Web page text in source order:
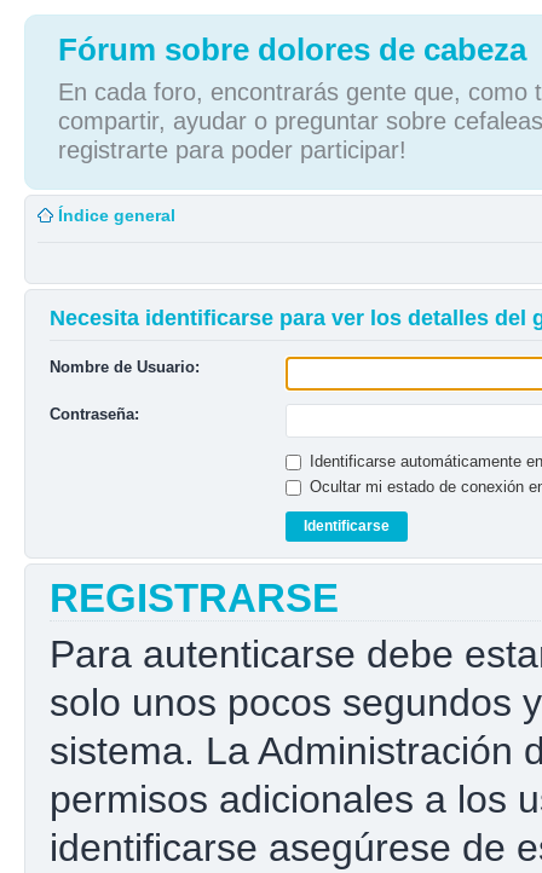
Fórum sobre dolores de cabeza
En cada foro, encontrarás gente que, como
compartir, ayudar o preguntar sobre
registrarte para poder participar!
Índice general
Necesita identificarse para ver los detalles del
Nombre de Usuario:
Contraseña:
Identificarse automáticamente
Ocultar mi estado de conexión
REGISTRARSE
Para autenticarse debe
solo unos pocos segundos
sistema. La Administración
permisos adicionales a los
identificarse asegúrese de